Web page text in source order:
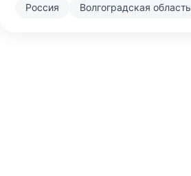
Россия Волгоградская область